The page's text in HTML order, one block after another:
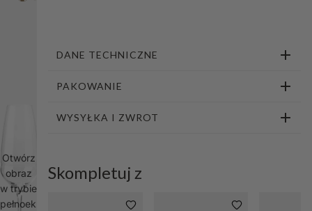
Otwórz
obraz
w trybie
pełnoekranowym
DANE TECHNICZNE
PAKOWANIE
WYSYŁKA I ZWROT
Skompletuj z